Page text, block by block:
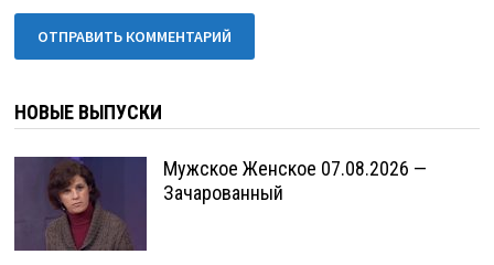
НОВЫЕ ВЫПУСКИ
Мужское Женское 07.08.2026 —
Зачарованный